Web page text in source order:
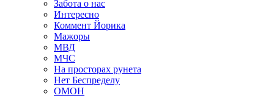
Забота о нас
Интересно
Коммент Йорика
Мажоры
МВД
МЧС
На просторах рунета
Нет Беспределу
ОМОН